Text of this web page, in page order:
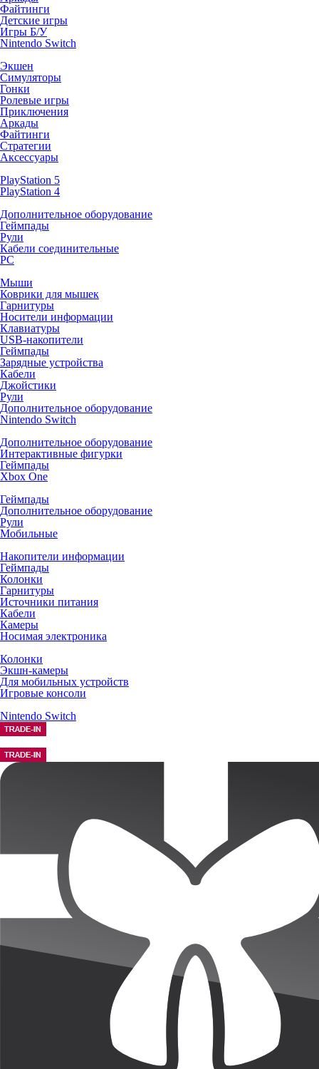
Файтинги
Детские игры
Игры Б/У
Nintendo Switch
Экшен
Симуляторы
Гонки
Ролевые игры
Приключения
Аркады
Файтинги
Стратегии
Аксессуары
PlayStation 5
PlayStation 4
Дополнительное оборудование
Геймпады
Рули
Кабели соединительные
PC
Мыши
Коврики для мышек
Гарнитуры
Носители информации
Клавиатуры
USB-накопители
Геймпады
Зарядные устройства
Кабели
Джойстики
Рули
Дополнительное оборудование
Nintendo Switch
Дополнительное оборудование
Интерактивные фигурки
Геймпады
Xbox One
Геймпады
Дополнительное оборудование
Рули
Мобильные
Накопители информации
Геймпады
Колонки
Гарнитуры
Источники питания
Кабели
Камеры
Носимая электроника
Колонки
Экшн-камеры
Для мобильных устройств
Игровые консоли
Nintendo Switch